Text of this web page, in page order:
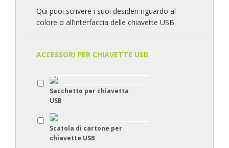
Qui puoi scrivere i suoi desideri riguardo al
colore o all’interfaccia delle chiavette USB.
ACCESSORI PER CHIAVETTE USB
Sacchetto per chiavetta
USB
Scatola di cartone per
chiavette USB